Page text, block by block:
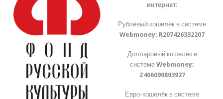
интернет:
Рублёвый кошелёк в системе
Webmoney: R207426332207
Долларовый кошелёк в
системеWebmoney:
Z406090803927
Евро-кошелёк в системе